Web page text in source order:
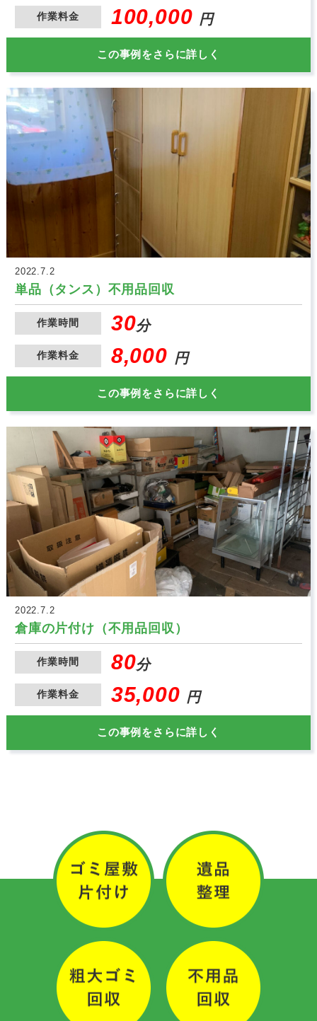
作業料金 100,000 円
この事例をさらに詳しく
2022.7.2
単品（タンス）不用品回収
作業時間 30分
作業料金 8,000 円
この事例をさらに詳しく
2022.7.2
倉庫の片付け（不用品回収）
作業時間 80分
作業料金 35,000 円
この事例をさらに詳しく